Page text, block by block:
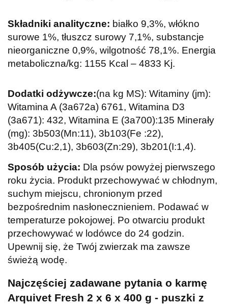
Składniki analityczne: białko 9,3%, włókno
surowe 1%, tłuszcz surowy 7,1%, substancje
nieorganiczne 0,9%, wilgotność 78,1%. Energia
metaboliczna/kg: 1155 Kcal – 4833 Kj.
Dodatki odżywcze:(na kg MS): Witaminy (jm):
Witamina A (3a672a) 6761, Witamina D3
(3a671): 432, Witamina E (3a700):135 Minerały
(mg): 3b503(Mn:11), 3b103(Fe :22),
3b405(Cu:2,1), 3b603(Zn:29), 3b201(I:1,4).
Sposób użycia: Dla psów powyżej pierwszego
roku życia. Produkt przechowywać w chłodnym,
suchym miejscu, chronionym przed
bezpośrednim nasłonecznieniem. Podawać w
temperaturze pokojowej. Po otwarciu produkt
przechowywać w lodówce do 24 godzin.
Upewnij się, że Twój zwierzak ma zawsze
świeżą wodę.
Najczęściej zadawane pytania o karmę
Arquivet Fresh 2 x 6 x 400 g - puszki z